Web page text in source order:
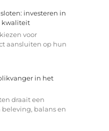
investeren in
kwaliteit
voor
aansluiten op hun
in het
draait een
balans en